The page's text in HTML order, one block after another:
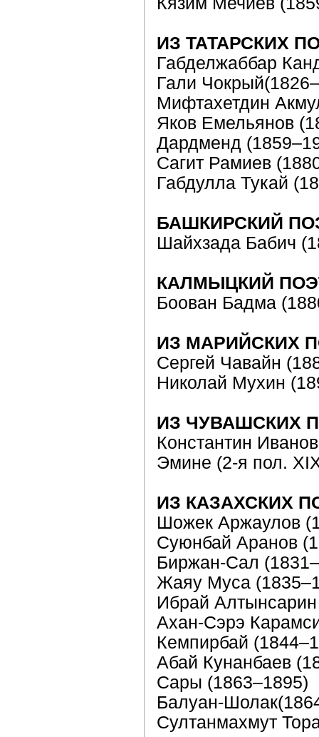
ИЗ ТАТАРСКИХ
Габделжаббар
Гали
Мифтахетдин
Яков Емельянов
Дардменд
Сагит Рамиев
Габдулла Тукай
БАШКИРСКИЙ
Шайхзада Бабич
КАЛМЫЦКИЙ
Боован Бадма
ИЗ МАРИЙСКИХ
Сергей Чавайн
Николай Мухин
ИЗ ЧУВАШСКИХ
Константин
Эмине (2-я пол.
ИЗ КАЗАХСКИХ
Шожек Аржаулов
Суюнбай Аранов
Биржан-Сал
Жаяу Муса
Ибрай
Аxан-Сэрэ
Кемпирбай
Абай Кунанбаев
Сары (1863–1895)
Балуан-
Султанмахмут